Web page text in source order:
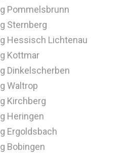
Pommelsbrunn
Sternberg
Hessisch Lichtenau
Kottmar
Dinkelscherben
Waltrop
Kirchberg
Heringen
Ergoldsbach
Bobingen